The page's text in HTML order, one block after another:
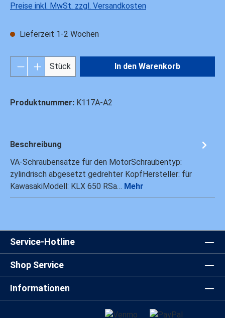
Preise inkl. MwSt. zzgl. Versandkosten
Lieferzeit 1-2 Wochen
Produkt Anzahl: Gib den gewünschten
Stück In den Warenkorb
Produktnummer: K117A-A2
Beschreibung
VA-Schraubensätze für den MotorSchraubentyp:
zylindrisch abgesetzt gedrehter KopfHersteller: für
KawasakiModell: KLX 650 RSa… Mehr
Service-Hotline
Shop Service
Informationen